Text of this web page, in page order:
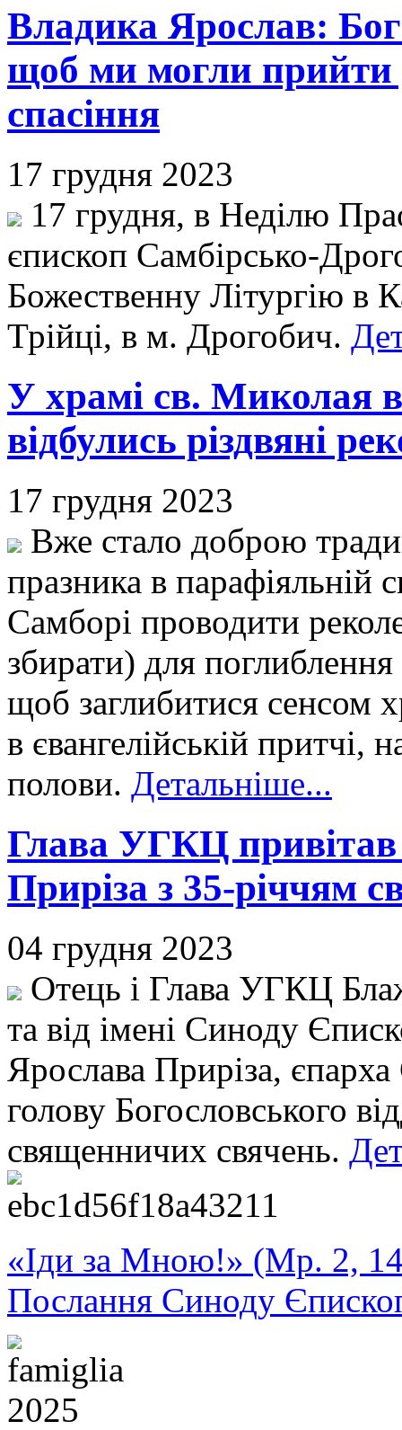
Владика Ярослав: Бог
щоб ми могли прийти
спасіння
17 грудня 2023
17 грудня, в Неділю
єпископ Самбірсько-
Божественну Літургію в
Трійці, в м. Дрогобич.
У храмі св. Миколая
відбулись різдвяні
17 грудня 2023
Вже стало доброю
празника в парафіяльній
Самборі проводити
збирати) для
щоб заглибитися сенсом
в євангелійській притчі,
полови. Детальніше...
Глава УГКЦ
Приріза з 35-річчям
04 грудня 2023
Отець і Глава УГКЦ
та від імені Синоду
Ярослава Приріза,
голову Богословського
священничих свячень.
«Іди за Мною!» (Мр. 2,
Послання Синоду